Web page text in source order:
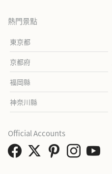
熱門景點
東京都
京都府
福岡縣
神奈川縣
Official Accounts